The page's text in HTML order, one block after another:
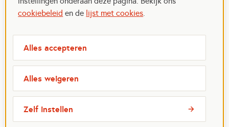
cookiebeleid en de lijst met cookies.
Alles accepteren
Alles weigeren
Zelf instellen